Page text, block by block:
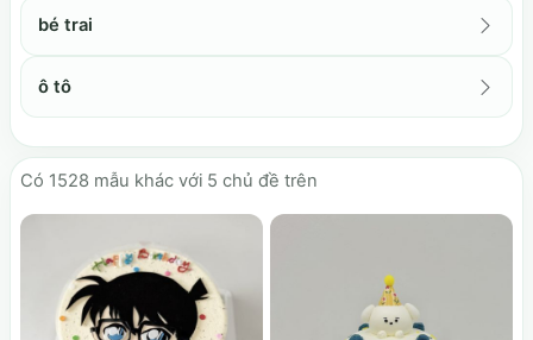
bé trai
ô tô
Có 1528 mẫu khác với 5 chủ đề trên